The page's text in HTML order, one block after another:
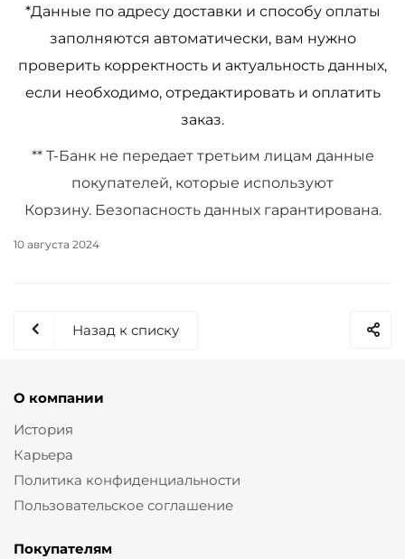
*Данные по адресу доставки и способу оплаты
заполняются автоматически, вам нужно
проверить корректность и актуальность данных,
если необходимо, отредактировать и оплатить
заказ.
**Т-Банк не передает третьим лицам данные
покупателей, которые используют
Корзину. Безопасность данных гарантирована.
10 августа 2024
Назад к списку
О компании
История
Карьера
Политика конфиденциальности
Пользовательское соглашение
Покупателям